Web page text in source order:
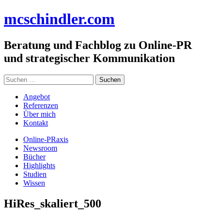
Inhalt
mcschindler.com
Beratung und Fachblog zu Online-PR
und strategischer Kommunikation
Suchen
nach:
Angebot
Referenzen
Über mich
Kontakt
Online-PRaxis
Newsroom
Bücher
Highlights
Studien
Wissen
HiRes_skaliert_500